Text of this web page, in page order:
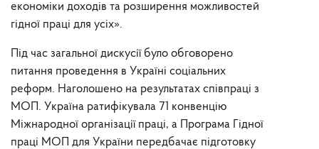
економіки доходів та розширення можливостей
гідної праці для усіх».
Під час загальної дискусії було обговорено
питання проведення в Україні соціальних
реформ. Наголошено на результатах співпраці з
МОП. Україна ратифікувала 71 конвенцію
Міжнародної організації праці, а Програма Гідної
праці МОП для України передбачає підготовку